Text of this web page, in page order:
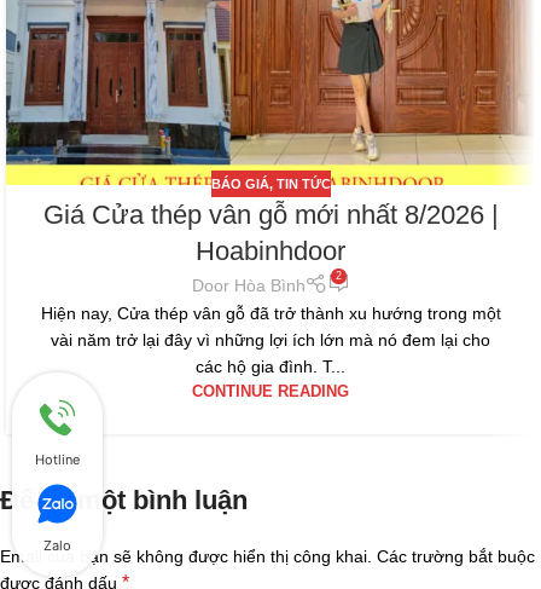
BÁO GIÁ, TIN TỨC
Giá Cửa thép vân gỗ mới nhất 8/2026 |
Hoabinhdoor
Door Hòa Bình 2
Hiện nay, Cửa thép vân gỗ đã trở thành xu hướng trong một
vài năm trở lại đây vì những lợi ích lớn mà nó đem lại cho
các hộ gia đình. T...
CONTINUE READING
Để lại một bình luận
Email của bạn sẽ không được hiển thị công khai. Các trường bắt buộc
được đánh dấu *
Hotline
Zalo